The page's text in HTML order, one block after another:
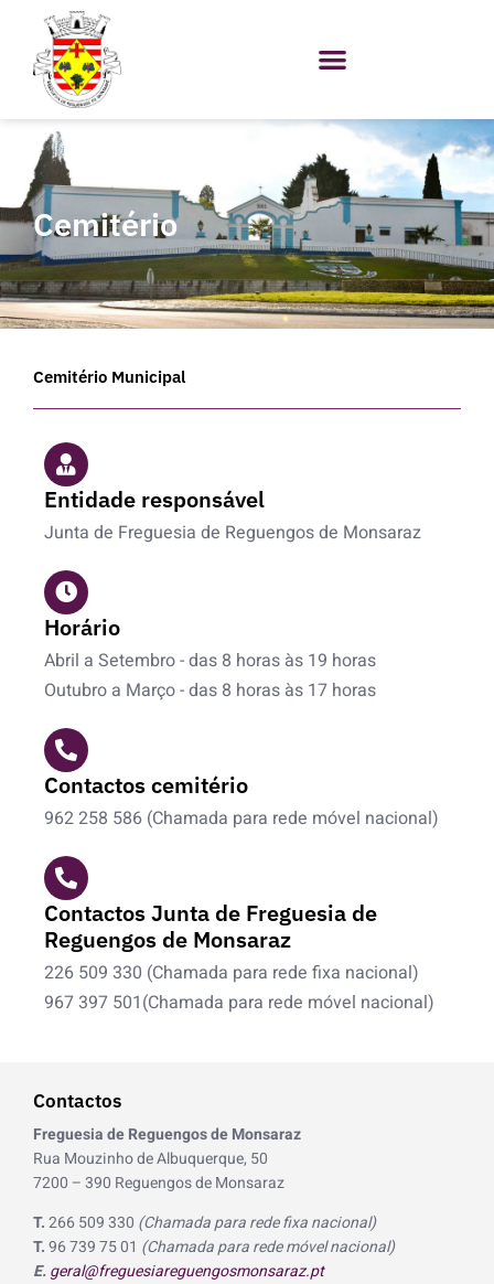
content
Cemitério
Cemitério Municipal
Entidade responsável
Junta de Freguesia de Reguengos de Monsaraz
Horário
Abril a Setembro - das 8 horas às 19 horas
Outubro a Março - das 8 horas às 17 horas
Contactos cemitério
962 258 586 (Chamada para rede móvel nacional)
Contactos Junta de Freguesia de
Reguengos de Monsaraz
226 509 330 (Chamada para rede fixa nacional)
967 397 501(Chamada para rede móvel nacional)
Contactos
Freguesia de Reguengos de Monsaraz
Rua Mouzinho de Albuquerque, 50
7200 – 390 Reguengos de Monsaraz
T.266 509 330 (Chamada para rede fixa nacional)
T.96 739 75 01 (Chamada para rede móvel nacional)
E.geral@freguesiareguengosmonsaraz.pt